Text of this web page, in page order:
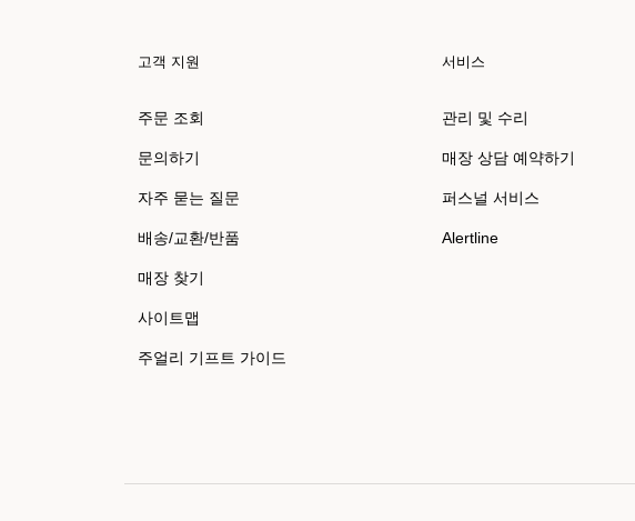
고객 지원
주문 조회
문의하기
자주 묻는 질문
배송/교환/반품
매장 찾기
사이트맵
주얼리 기프트 가이드
서비스
관리 및 수리
매장 상담 예약하기
퍼스널 서비스
Alertline